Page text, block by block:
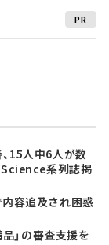
PR
15人中6人が数
系列誌掲
容追及され困惑
」の審査支援を